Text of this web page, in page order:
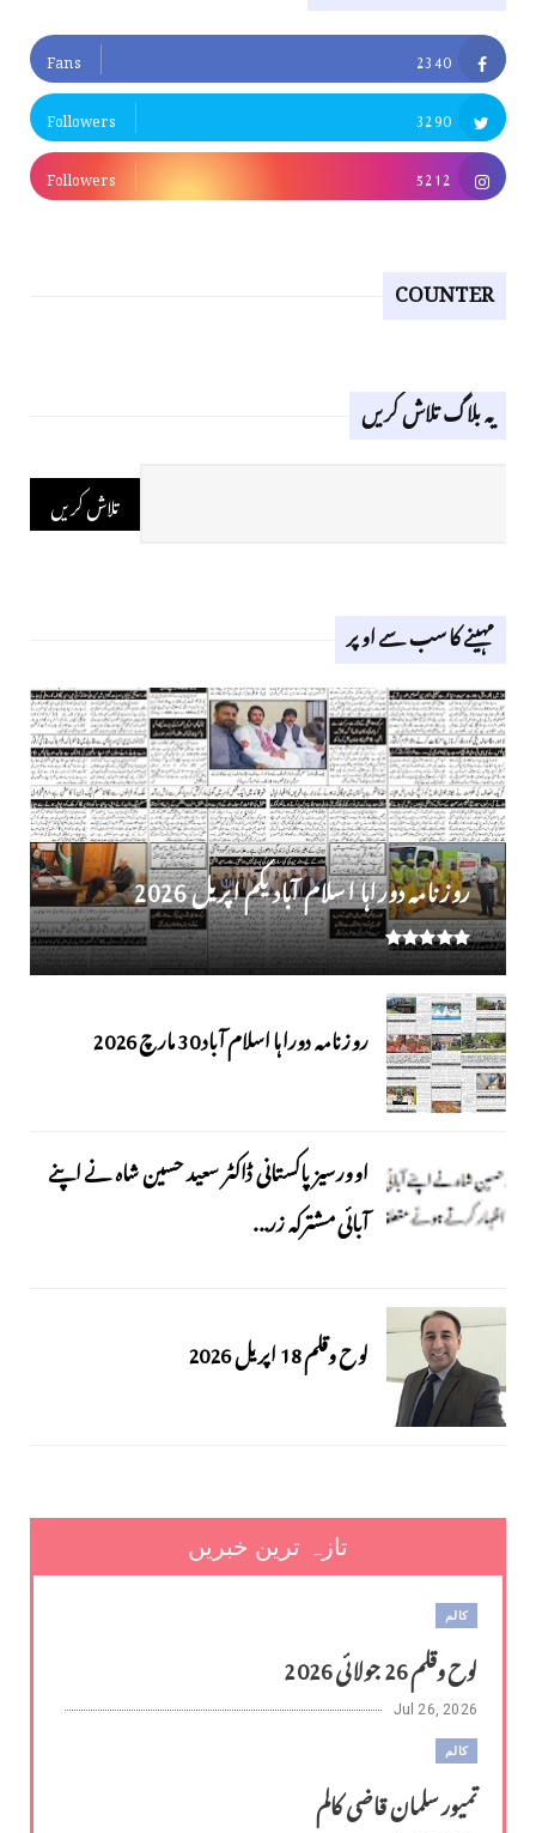
2340
Fans
3290
Followers
5212
Followers
COUNTER
یہ بلاگ تلاش کریں
مہینے کا سب سے اوپر
روز نامہ دوراہا اسلام آباد یکم اپریل 2026
روزنامہ دوراہا اسلام آباد 30 مارچ 2026
اوورسیز پاکستانی ڈاکٹر سعید حسین شاہ نے اپنے
آبائی مشترکہ زر...
لوح وقلم 18 اپریل 2026
تازہ ترین خبریں
کالم
لوح وقلم 26 جولائی 2026
Jul 26, 2026
کالم
تمیور سلمان قاضی کالم